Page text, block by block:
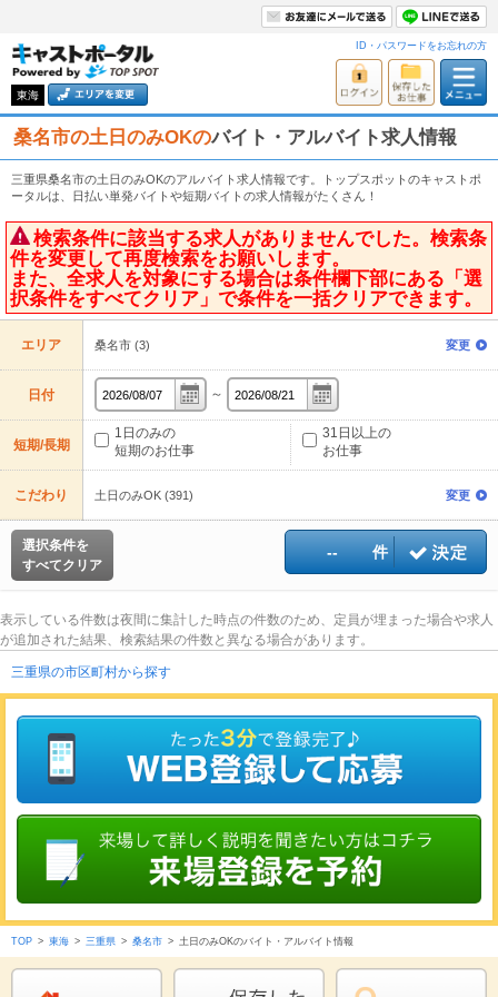
東海
ID・パスワードをお忘れの方
桑名市の土日のみOKのバイト・アルバイト求人情報
三重県桑名市の土日のみOKのアルバイト求人情報です。トップスポットのキャストポ
ータルは、日払い単発バイトや短期バイトの求人情報がたくさん！
検索条件に該当する求人がありませんでした。検索条
件を変更して再度検索をお願いします。
また、全求人を対象にする場合は条件欄下部にある「選
択条件をすべてクリア」で条件を一括クリアできます。
エリア 桑名市 (3) 変更
日付 ～
短期/長期
1日のみの
短期のお仕事
31日以上の
お仕事
こだわり 土日のみOK (391) 変更
選択条件を
すべてクリア
-- 件
表示している件数は夜間に集計した時点の件数のため、定員が埋まった場合や求人
が追加された結果、検索結果の件数と異なる場合があります。
三重県の市区町村から探す
TOP > 東海 > 三重県 > 桑名市 > 土日のみOKのバイト・アルバイト情報